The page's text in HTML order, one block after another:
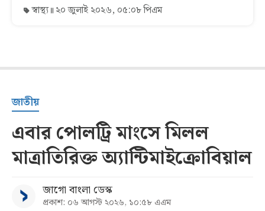
স্বাস্থ্য ২০ জুলাই ২০২৬, ০৫:০৮ পিএম
জাতীয়
এবার পোলট্রি মাংসে মিলল
মাত্রাতিরিক্ত অ্যান্টিমাইক্রোবিয়াল
জাগো বাংলা ডেস্ক
প্রকাশ: ০৬ আগস্ট ২০২৬, ১০:৫৮ এএম